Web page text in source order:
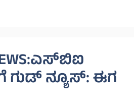
ಗುಡ್ ನ್ಯೂಸ್: ಈಗ